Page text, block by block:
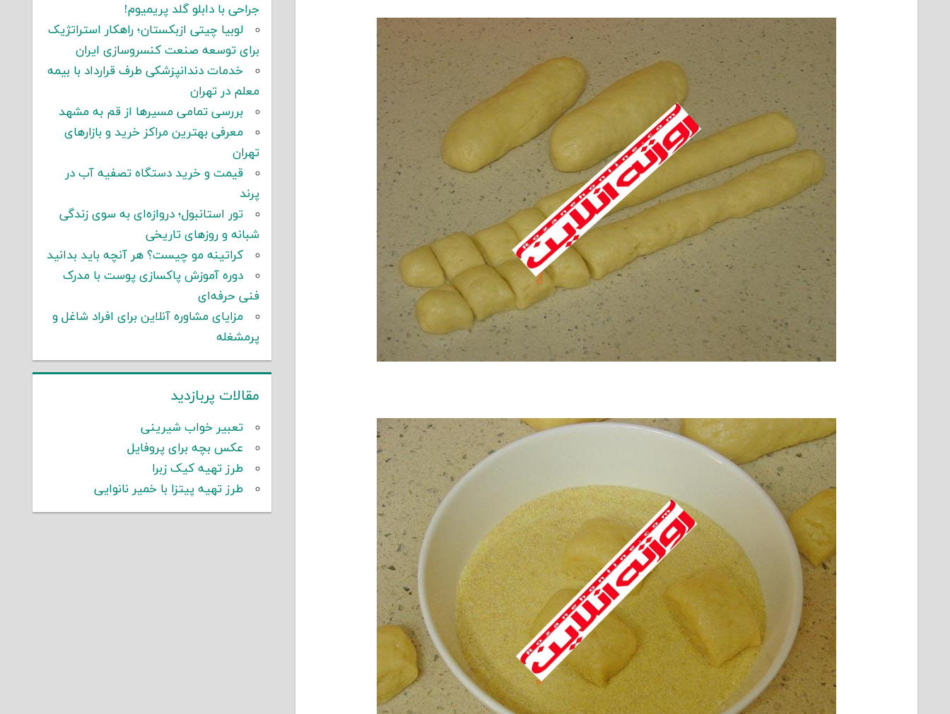
جراحی با دابلو گلد پریمیوم!
لوبیا چیتی ازبکستان؛ راهکار استراتژیک
برای توسعه صنعت کنسروسازی ایران
خدمات دندانپزشکی طرف قرارداد با بیمه
معلم در تهران
بررسی تمامی مسیرها از قم به مشهد
معرفی بهترین مراکز خرید و بازارهای
تهران
قیمت و خرید دستگاه تصفیه آب در
پرند
تور استانبول؛ دروازه‌ای به سوی زندگی
شبانه و روزهای تاریخی
کراتینه مو چیست؟ هر آنچه باید بدانید
دوره آموزش پاکسازی پوست با مدرک
فنی حرفه‌ای
مزایای مشاوره آنلاین برای افراد شاغل و
پرمشغله
مقالات پربازدید
تعبیر خواب شیرینی
عکس بچه برای پروفایل
طرز تهیه کیک زبرا
طرز تهیه پیتزا با خمیر نانوایی